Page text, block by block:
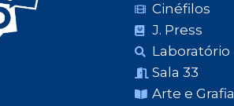
Cinéfilos
J. Press
Laboratório
Sala 33
Arte e Grafia